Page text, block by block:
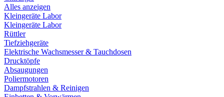
Alles anzeigen
Kleingeräte Labor
Kleingeräte Labor
Rüttler
Tiefziehgeräte
Elektrische Wachsmesser & Tauchdosen
Drucktöpfe
Absaugungen
Poliermotoren
Dampfstrahlen & Reinigen